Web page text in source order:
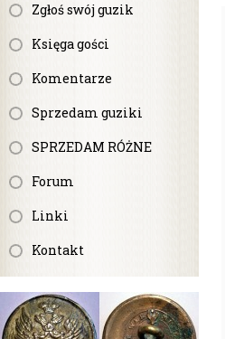
Zgłoś swój guzik
Księga gości
Komentarze
Sprzedam guziki
SPRZEDAM RÓŻNE
Forum
Linki
Kontakt